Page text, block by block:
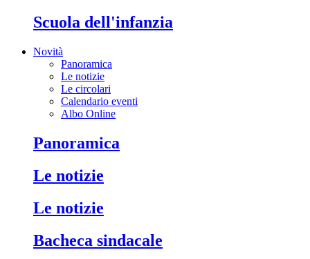
Scuola dell'infanzia
Novità
Panoramica
Le notizie
Le circolari
Calendario eventi
Albo Online
Panoramica
Le notizie
Le notizie
Bacheca sindacale